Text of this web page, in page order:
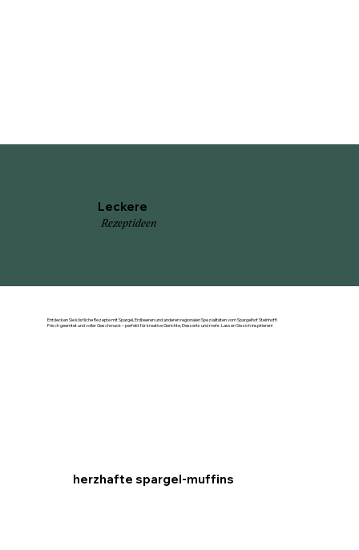
Entdecken Sie köstliche Rezepte mit Spargel, Erdbeeren und anderen regionalen Spezialitäten vom Spargelhof Steinhoff!
Frisch geerntet und voller Geschmack – perfekt für kreative Gerichte, Desserts und mehr. Lassen Sie sich inspirieren!
herzhafte spargel-muffins
Leckere
Rezeptideen